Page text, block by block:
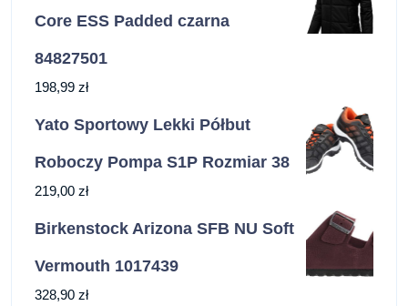
Core ESS Padded czarna
84827501
198,99 zł
Yato Sportowy Lekki Półbut
Roboczy Pompa S1P Rozmiar 38
219,00 zł
Birkenstock Arizona SFB NU Soft
Vermouth 1017439
328,90 zł